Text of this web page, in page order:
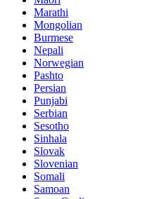
Marathi
Mongolian
Burmese
Nepali
Norwegian
Pashto
Persian
Punjabi
Serbian
Sesotho
Sinhala
Slovak
Slovenian
Somali
Samoan